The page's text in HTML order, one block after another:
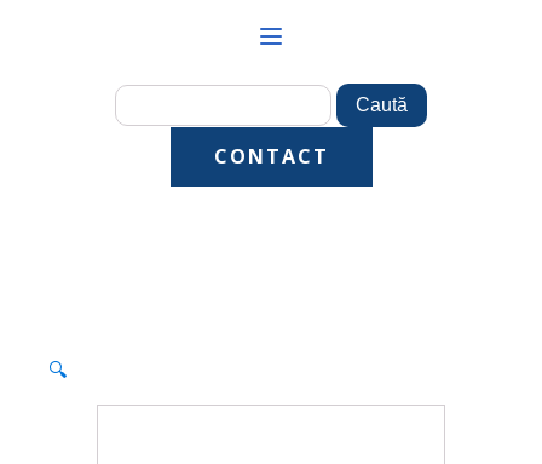
CONTACT
🔍